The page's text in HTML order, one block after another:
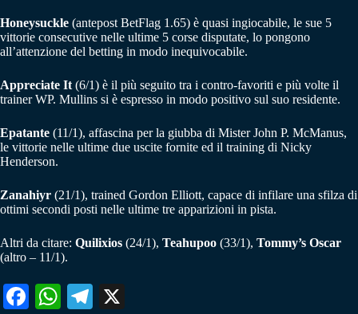
Honeysuckle (antepost BetFlag 1.65) è quasi ingiocabile, le sue 5
vittorie consecutive nelle ultime 5 corse disputate, lo pongono
all’attenzione del betting in modo inequivocabile.
Appreciate It (6/1) è il più seguito tra i contro-favoriti e più volte il
trainer WP. Mullins si è espresso in modo positivo sul suo residente.
Epatante (11/1), affascina per la giubba di Mister John P. McManus,
le vittorie nelle ultime due uscite fornite ed il training di Nicky
Henderson.
Zanahiyr (21/1), trained Gordon Elliott, capace di infilare una sfilza di
ottimi secondi posti nelle ultime tre apparizioni in pista.
Altri da citare: Quilixios (24/1), Teahupoo (33/1), Tommy’s Oscar
(altro – 11/1).
Fa W
Te